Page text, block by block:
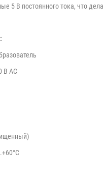
5 В постоянного тока, что
В AC